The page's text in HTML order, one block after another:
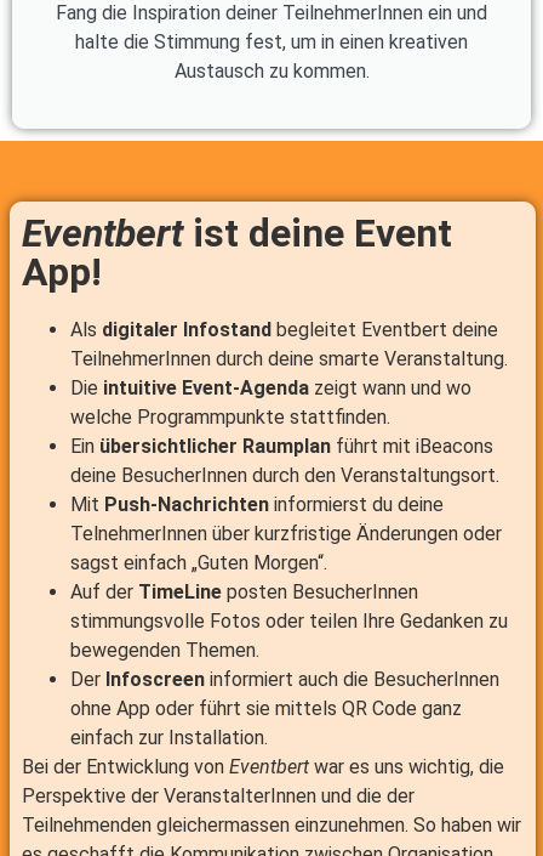
Fang die Inspiration deiner TeilnehmerInnen ein und
halte die Stimmung fest, um in einen kreativen
Austausch zu kommen.
Eventbertist deine Event
App!
Als digitaler Infostand begleitet Eventbert deine
TeilnehmerInnen durch deine smarte Veranstaltung.
Die intuitive Event-Agenda zeigt wann und wo
welche Programmpunkte stattfinden.
Ein übersichtlicher Raumplan führt mit iBeacons
deine BesucherInnen durch den Veranstaltungsort.
Mit Push-Nachrichten informierst du deine
TelnehmerInnen über kurzfristige Änderungen oder
sagst einfach „Guten Morgen“.
Auf der TimeLine posten BesucherInnen
stimmungsvolle Fotos oder teilen Ihre Gedanken zu
bewegenden Themen.
Der Infoscreen informiert auch die BesucherInnen
ohne App oder führt sie mittels QR Code ganz
einfach zur Installation.
Bei der Entwicklung von Eventbert war es uns wichtig, die
Perspektive der VeranstalterInnen und die der
Teilnehmenden gleichermassen einzunehmen. So haben wir